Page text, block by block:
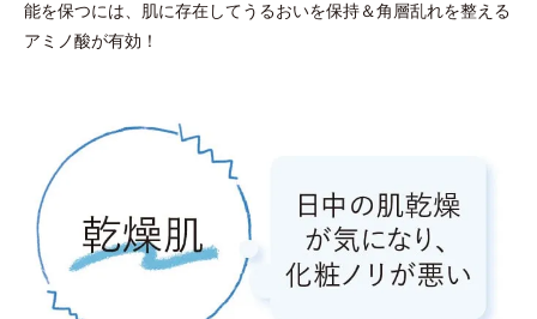
能を保つには、肌に存在してうるおいを保持＆角層乱れを整える
アミノ酸が有効！